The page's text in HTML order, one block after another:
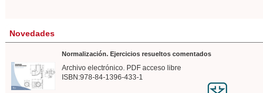
Novedades
Normalización. Ejercicios resueltos comentados
Archivo electrónico. PDF acceso libre
ISBN:978-84-1396-433-1